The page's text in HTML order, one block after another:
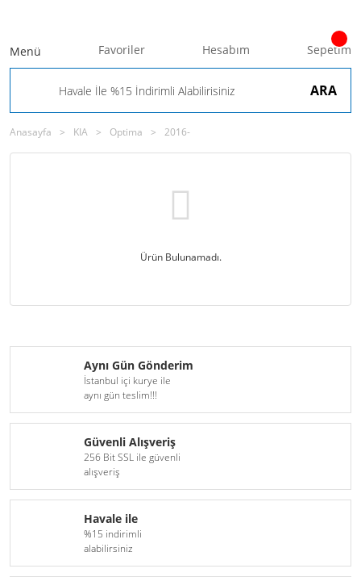
ARA
Menü Favoriler Hesabım Sepetim
Anasayfa KIA Optima 2016-
Ürün Bulunamadı.
Aynı Gün Gönderim
İstanbul içi kurye ile
aynı gün teslim!!!
Güvenli Alışveriş
256 Bit SSL ile güvenli
alışveriş
Havale ile
%15 indirimli
alabilirsiniz